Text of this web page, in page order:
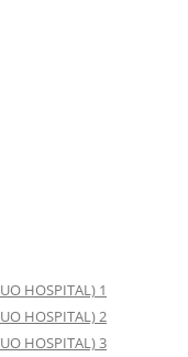
HOSPITAL) 1
HOSPITAL) 2
HOSPITAL) 3